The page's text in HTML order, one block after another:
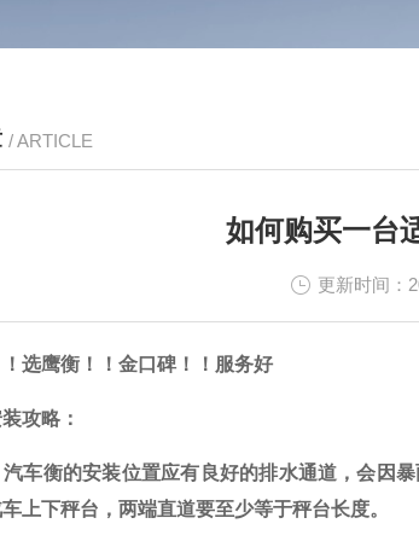
/ ARTICLE
如何购买一台
更新时间
选鹰衡 ！！ 金口碑！！服务好
攻略：
汽车衡的安装位置应有良好的排水通道，会因暴
上下秤台，两端直道要至少等于秤台长度。